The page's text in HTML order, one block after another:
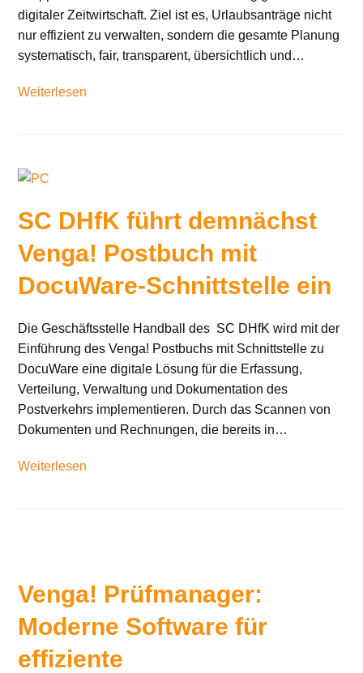
digitaler Zeitwirtschaft. Ziel ist es, Urlaubsanträge nicht
nur effizient zu verwalten, sondern die gesamte Planung
systematisch, fair, transparent, übersichtlich und…
Weiterlesen
SC DHfK führt demnächst
Venga! Postbuch mit
DocuWare-Schnittstelle ein
Die Geschäftsstelle Handball des SC DHfK wird mit der
Einführung des Venga! Postbuchs mit Schnittstelle zu
DocuWare eine digitale Lösung für die Erfassung,
Verteilung, Verwaltung und Dokumentation des
Postverkehrs implementieren. Durch das Scannen von
Dokumenten und Rechnungen, die bereits in…
Weiterlesen
Venga! Prüfmanager:
Moderne Software für
effiziente